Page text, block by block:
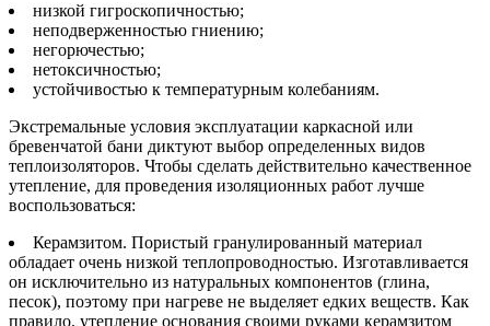
низкой гигроскопичностью;
неподверженностью гниению;
негорючестью;
нетоксичностью;
устойчивостью к температурным колебаниям.
Экстремальные условия эксплуатации каркасной или
бревенчатой бани диктуют выбор определенных видов
теплоизоляторов. Чтобы сделать действительно качественное
утепление, для проведения изоляционных работ лучше
воспользоваться:
Керамзитом. Пористый гранулированный материал
обладает очень низкой теплопроводностью. Изготавливается
он исключительно из натуральных компонентов (глина,
песок), поэтому при нагреве не выделяет едких веществ. Как
правило, утепление основания своими руками керамзитом